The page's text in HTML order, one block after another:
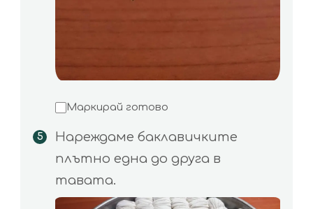
Маркирай готово
Нареждаме баклавичките
плътно една до друга в
тавата.